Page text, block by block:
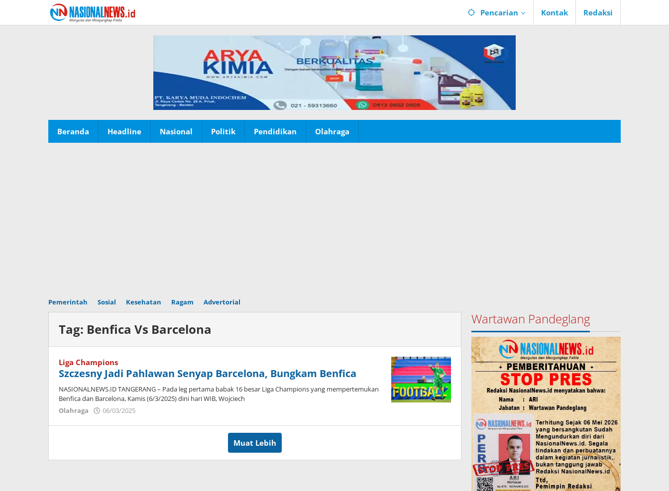
konten
Pencarian Kontak Redaksi
Beranda Headline Nasional Politik Pendidikan Olahraga
Pemerintah Sosial Kesehatan Ragam Advertorial
Tag: Benfica Vs Barcelona
Liga Champions
Szczesny Jadi Pahlawan Senyap Barcelona, Bungkam Benfica
NASIONALNEWS.ID TANGERANG – Pada leg pertama babak 16 besar Liga Champions yang mempertemukan
Benfica dan Barcelona, Kamis (6/3/2025) dini hari WIB, Wojciech
Olahraga
06/03/2025
Muat Lebih
Wartawan Pandeglang